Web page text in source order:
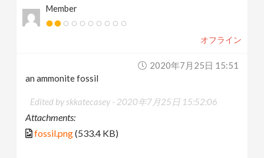
Member
オフライン
2020年7月25日 15:51
an ammonite fossil
Edited by skkatecasey - 2020年7月25日 15:52:06
Attachments:
fossil.png(533.4 KB)